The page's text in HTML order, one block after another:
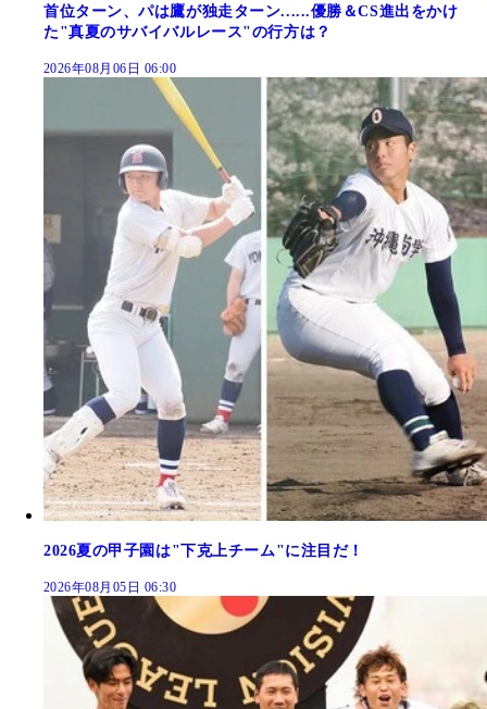
首位ターン、パは鷹が独走ターン......優勝＆CS進出をかけ
た"真夏のサバイバルレース"の行方は？
2026年08月06日 06:00
2026夏の甲子園は"下克上チーム"に注目だ！
2026年08月05日 06:30